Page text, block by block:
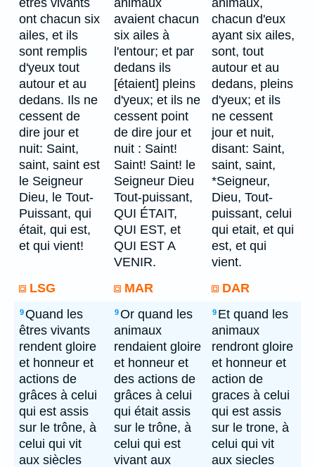
êtres vivants
ont chacun six
ailes, et ils
sont remplis
d'yeux tout
autour et au
dedans. Ils ne
cessent de
dire jour et
nuit: Saint,
saint, saint est
le Seigneur
Dieu, le Tout-
Puissant, qui
était, qui est,
et qui vient!
animaux
avaient chacun
six ailes à
l'entour; et par
dedans ils
[étaient] pleins
d'yeux; et ils ne
cessent point
de dire jour et
nuit : Saint!
Saint! Saint! le
Seigneur Dieu
Tout-puissant,
QUI ÉTAIT,
QUI EST, et
QUI EST A
VENIR.
animaux,
chacun d'eux
ayant six ailes,
sont, tout
autour et au
dedans, pleins
d'yeux; et ils
ne cessent
jour et nuit,
disant: Saint,
saint, saint,
*Seigneur,
Dieu, Tout-
puissant, celui
qui etait, et qui
est, et qui
vient.
LSG
MAR DAR
9Quand les
êtres vivants
rendent gloire
et honneur et
actions de
grâces à celui
qui est assis
sur le trône, à
celui qui vit
aux siècles
9Or quand les
animaux
rendaient gloire
et honneur et
des actions de
grâces à celui
qui était assis
sur le trône, à
celui qui est
vivant aux
9 Et quand les
animaux
rendront gloire
et honneur et
action de
graces à celui
qui est assis
sur le trone, à
celui qui vit
aux siecles